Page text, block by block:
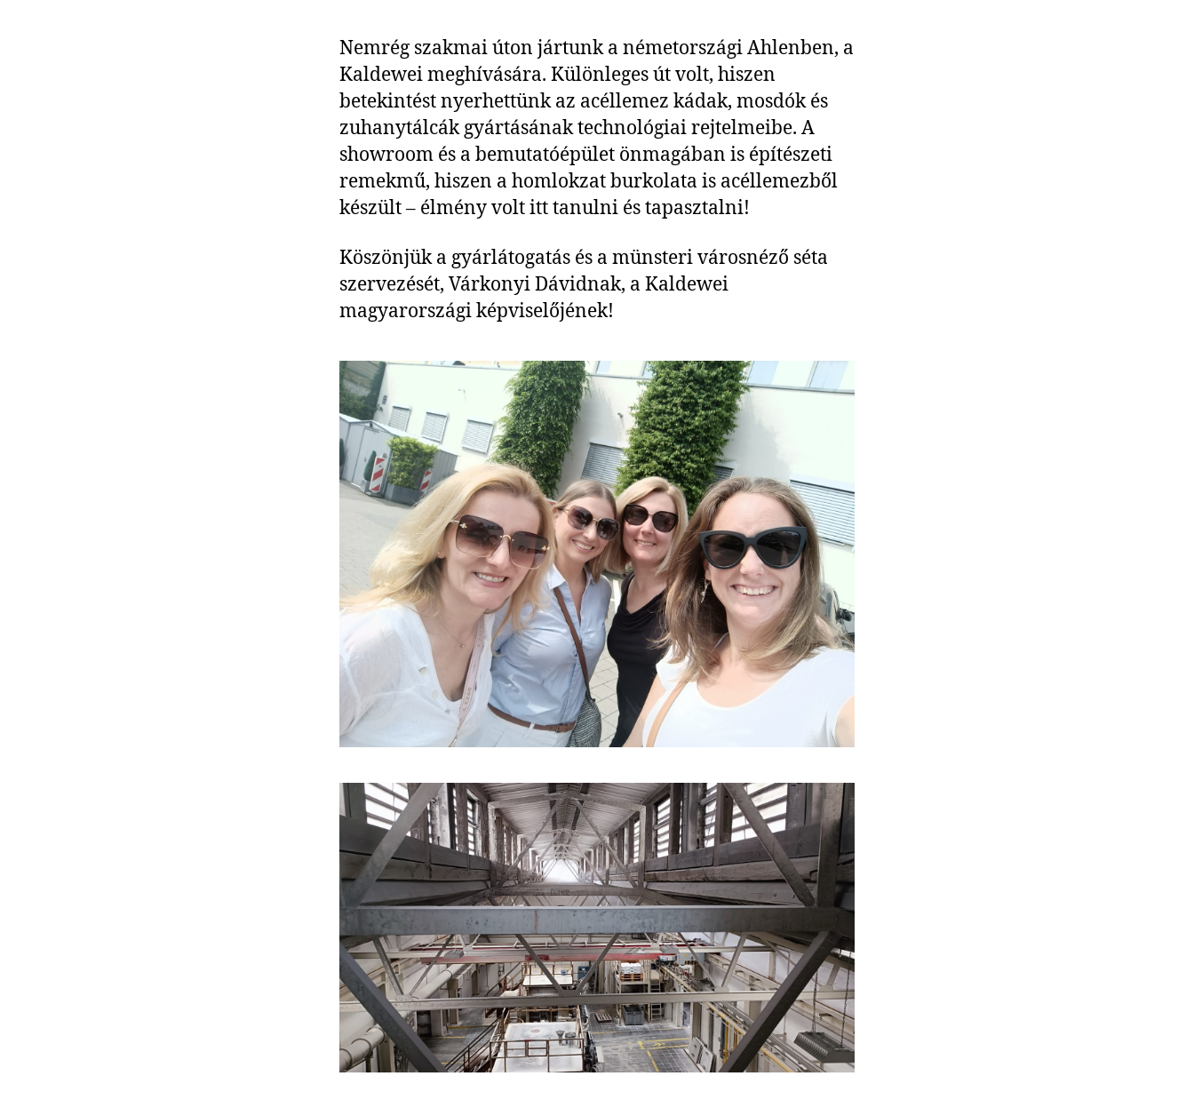
Nemrég szakmai úton jártunk a németországi Ahlenben, a
Kaldewei meghívására. Különleges út volt, hiszen
betekintést nyerhettünk az acéllemez kádak, mosdók és
zuhanytálcák gyártásának technológiai rejtelmeibe. A
showroom és a bemutatóépület önmagában is építészeti
remekmű, hiszen a homlokzat burkolata is acéllemezből
készült – élmény volt itt tanulni és tapasztalni!
Köszönjük a gyárlátogatás és a münsteri városnéző séta
szervezését, Várkonyi Dávidnak, a Kaldewei
magyarországi képviselőjének!